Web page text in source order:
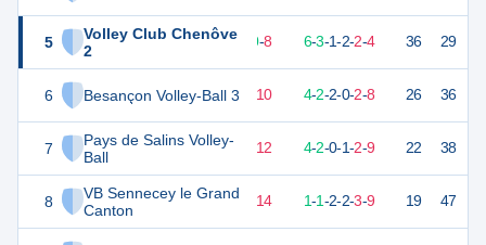
5
Volley Club Chenôve
2
6 Besançon Volley-Ball 3
7
Pays de Salins Volley-
Ball
8
VB Sennecey le Grand
Canton
31 18 10-8 6-3-1-2-2-4 36 29
22 18 10 4-2-2-0-2-8 26 36
19 18 12 4-2-0-1-2-9 22 38
12 18 14 1-1-2-2-3-9 19 47